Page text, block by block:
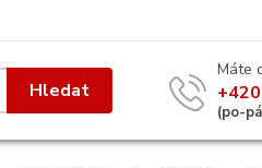
Hledat
Máte
(po-